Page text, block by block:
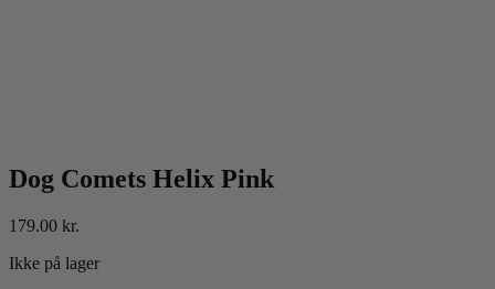
Dog Comets Helix Pink
179.00 kr.
Ikke på lager